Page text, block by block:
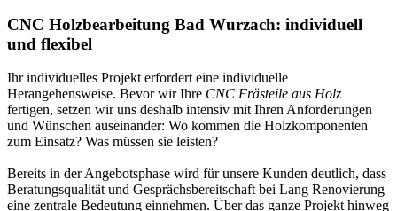
CNC Holzbearbeitung Bad Wurzach: individuell
und flexibel
Ihr individuelles Projekt erfordert eine individuelle
Herangehensweise. Bevor wir Ihre CNC Frästeile aus Holz
fertigen, setzen wir uns deshalb intensiv mit Ihren Anforderungen
und Wünschen auseinander: Wo kommen die Holzkomponenten
zum Einsatz? Was müssen sie leisten?
Bereits in der Angebotsphase wird für unsere Kunden deutlich, dass
Beratungsqualität und Gesprächsbereitschaft bei Lang Renovierung
eine zentrale Bedeutung einnehmen. Über das ganze Projekt hinweg